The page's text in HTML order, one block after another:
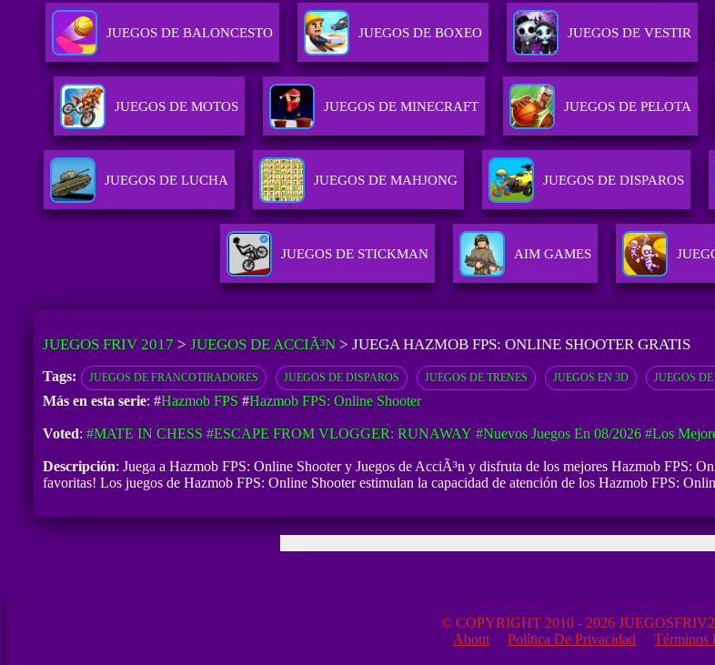
JUEGOS DE BALONCESTO JUEGOS DE BOXEO JUEGOS DE VESTIR
JUEGOS DE MOTOS JUEGOS DE MINECRAFT JUEGOS DE PELOTA
JUEGOS DE LUCHA JUEGOS DE MAHJONG JUEGOS DE DISPAROS
JUEGOS DE STICKMAN AIM GAMES
JUEGOS FRIV 2017 > JUEGOS DE ACCIÃ³N> JUEGA HAZMOB FPS: ONLINE SHOOTER GRATIS
Tags: JUEGOS DE FRANCOTIRADORES JUEGOS DE DISPAROS JUEGOS DE TRENES JUEGOS EN 3D JUEGOS
Más en esta serie: #Hazmob FPS #Hazmob FPS: Online Shooter
Voted: #MATE IN CHESS #ESCAPE FROM VLOGGER: RUNAWAY #Nuevos Juegos En 08/2026 #Los
Descripción: Juega a Hazmob FPS: Online Shooter y Juegos de AcciÃ³n y disfruta de los mejores Hazmob FPS:
favoritas! Los juegos de Hazmob FPS: Online Shooter estimulan la capacidad de atención de los Hazmob FPS:
© COPYRIGHT 2010 - 2026
About
Política De Privacidad Términos